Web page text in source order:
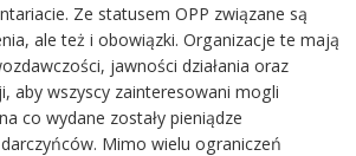
Ze statusem OPP związane są
ale też i obowiązki. Organizacje te mają
jawności działania oraz
aby wszyscy zainteresowani mogli
co wydane zostały pieniądze
Mimo wielu ograniczeń